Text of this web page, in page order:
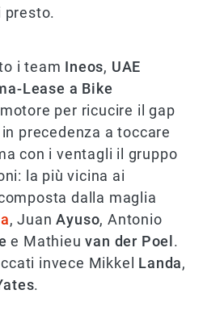
presto.
i team Ineos, UAE
Lease a Bike
per ricucire il gap
precedenza a toccare
con i ventagli il gruppo
la più vicina ai
dalla maglia
, JuanAyuso, Antonio
e Mathieuvan der Poel .
invece Mikkel Landa,
.